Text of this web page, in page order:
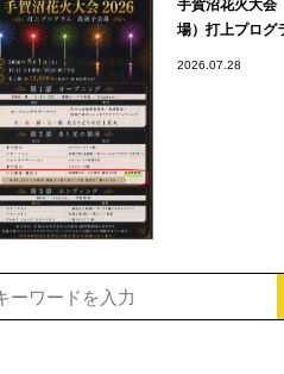
手賀沼花火大会
場）打上プログ
2026.07.28